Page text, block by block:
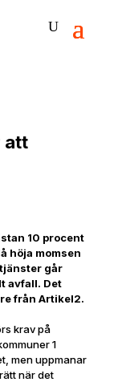
att
10 procent
höja momsen
går
avfall. Det
från Artikel2.
krav på
1
men uppmanar
när det